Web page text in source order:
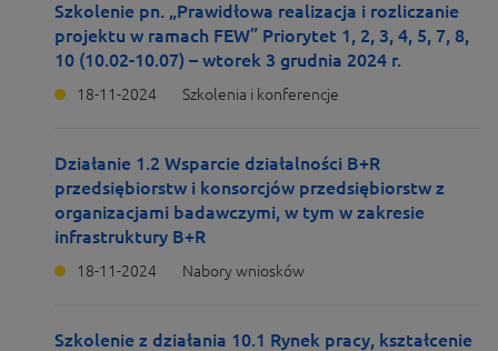
Szkolenie pn. „Prawidłowa realizacja i rozliczanie
projektu w ramach FEW” Priorytet 1, 2, 3, 4, 5, 7, 8,
10 (10.02-10.07) – wtorek 3 grudnia 2024 r.
18-11-2024 Szkolenia i konferencje
Działanie 1.2 Wsparcie działalności B+R
przedsiębiorstw i konsorcjów przedsiębiorstw z
organizacjami badawczymi, w tym w zakresie
infrastruktury B+R
18-11-2024 Nabory wniosków
Szkolenie z działania 10.1 Rynek pracy, kształcenie